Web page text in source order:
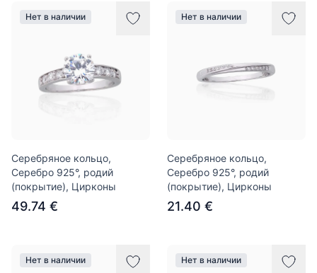
Нет в наличии
Серебряное кольцо,
Серебро 925°, родий
(покрытие), Цирконы
49.74 €
Нет в наличии
Серебряное кольцо,
Серебро 925°, родий
(покрытие), Цирконы
21.40 €
Нет в наличии Нет в наличии